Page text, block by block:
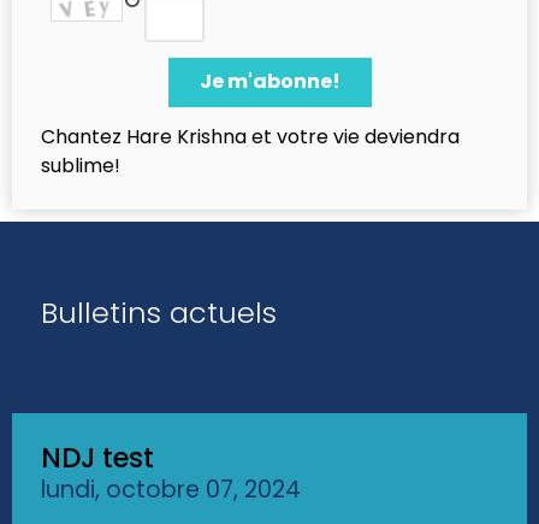
Chantez Hare Krishna et votre vie deviendra
sublime!
Bulletins actuels
NDJ test
lundi, octobre 07, 2024